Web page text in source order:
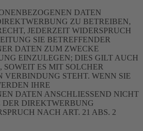
DATEN
ZU BETREIBEN,
JEDERZEIT WIDERSPRUCH
SIE BETREFFENDER
DATEN ZUM ZWECKE
EINZULEGEN; DIES GILT AUCH
SOWEIT ES MIT SOLCHER
VERBINDUNG STEHT. WENN SIE
IHRE
DATEN ANSCHLIESSEND NICHT
DIREKTWERBUNG
NACH ART. 21 ABS. 2